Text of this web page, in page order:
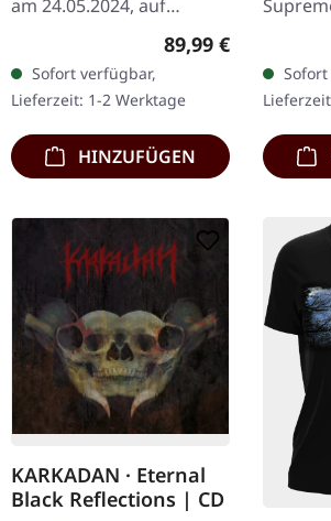
am 24.05.2024, auf
Supreme Chaos Records.
handgearbeitete Holzbox
mit graviertem…
Regulärer Preis:
89,99 €
Sofort verfügbar,
Lieferzeit: 1-2 Werktage
HINZUFÜGEN
KARKADAN · Eternal
Black Reflections | CD